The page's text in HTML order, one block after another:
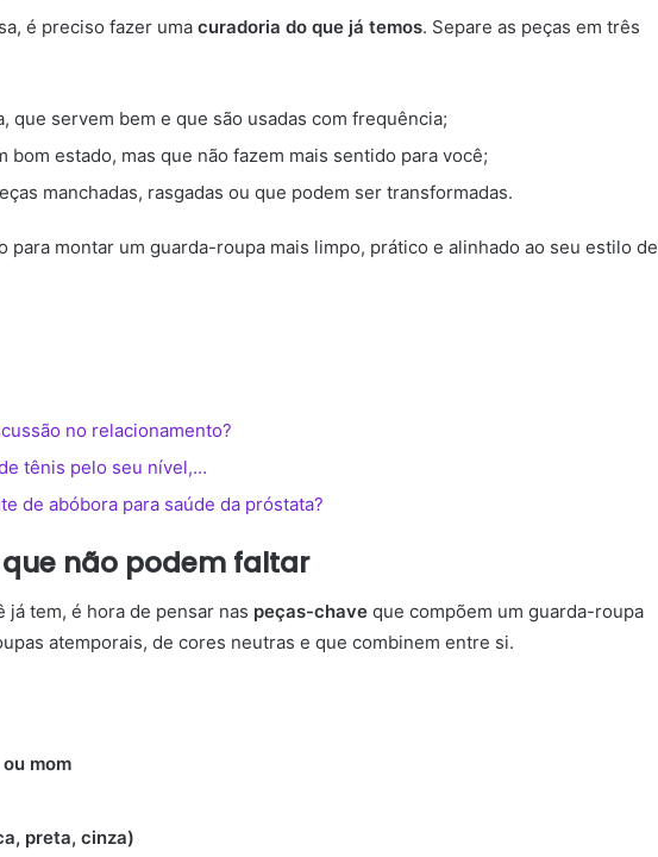
é preciso fazer uma curadoria do que já temos. Separe as peças em três
que servem bem e que são usadas com frequência;
bom estado, mas que não fazem mais sentido para você;
manchadas, rasgadas ou que podem ser transformadas.
para montar um guarda-roupa mais limpo, prático e alinhado ao seu estilo de
no relacionamento?
tênis pelo seu nível,…
de abóbora para saúde da próstata?
não podem faltar
tem, é hora de pensar nas peças-chave que compõem um guarda-roupa
atemporais, de cores neutras e que combinem entre si.
mom
preta, cinza)